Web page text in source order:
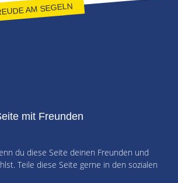
AM SEGELN
mit Freunden
du diese Seite deinen Freunden und
Teile diese Seite gerne in den sozialen